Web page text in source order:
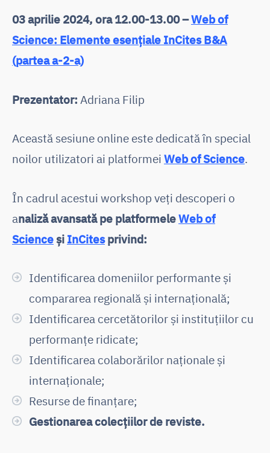
03 aprilie 2024, ora 12.00-13.00 –Web of
Science: Elemente esențiale InCites B&A
(partea a-2-a)
Prezentator: Adriana Filip
Această sesiune online este dedicată în special
noilor utilizatori ai platformei Web of Science.
În cadrul acestui workshop veți descoperi o
analiză avansată pe platformeleWeb of
Scienceși InCitesprivind:
Identificarea domeniilor performante și
compararea regională și internațională;
Identificarea cercetătorilor și instituțiilor cu
performanțe ridicate;
Identificarea colaborărilor naționale și
internaționale;
Resurse de finanțare;
Gestionarea colecțiilor de reviste.